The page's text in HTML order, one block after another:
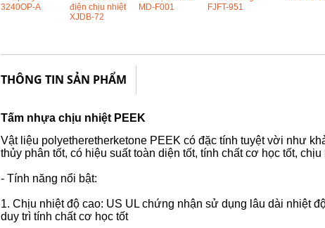
THÔNG TIN SẢN PHẨM
Tấm nhựa chịu nhiệt PEEK
Vật liệu polyetheretherketone PEEK có đặc tính tuyệt vời như
thủy phân tốt, có hiệu suất toàn diện tốt, tính chất cơ học tốt,
- Tính năng nổi bật:
1. Chịu nhiệt độ cao: US UL chứng nhận sử dụng lâu dài nhiệt
duy trì tính chất cơ học tốt